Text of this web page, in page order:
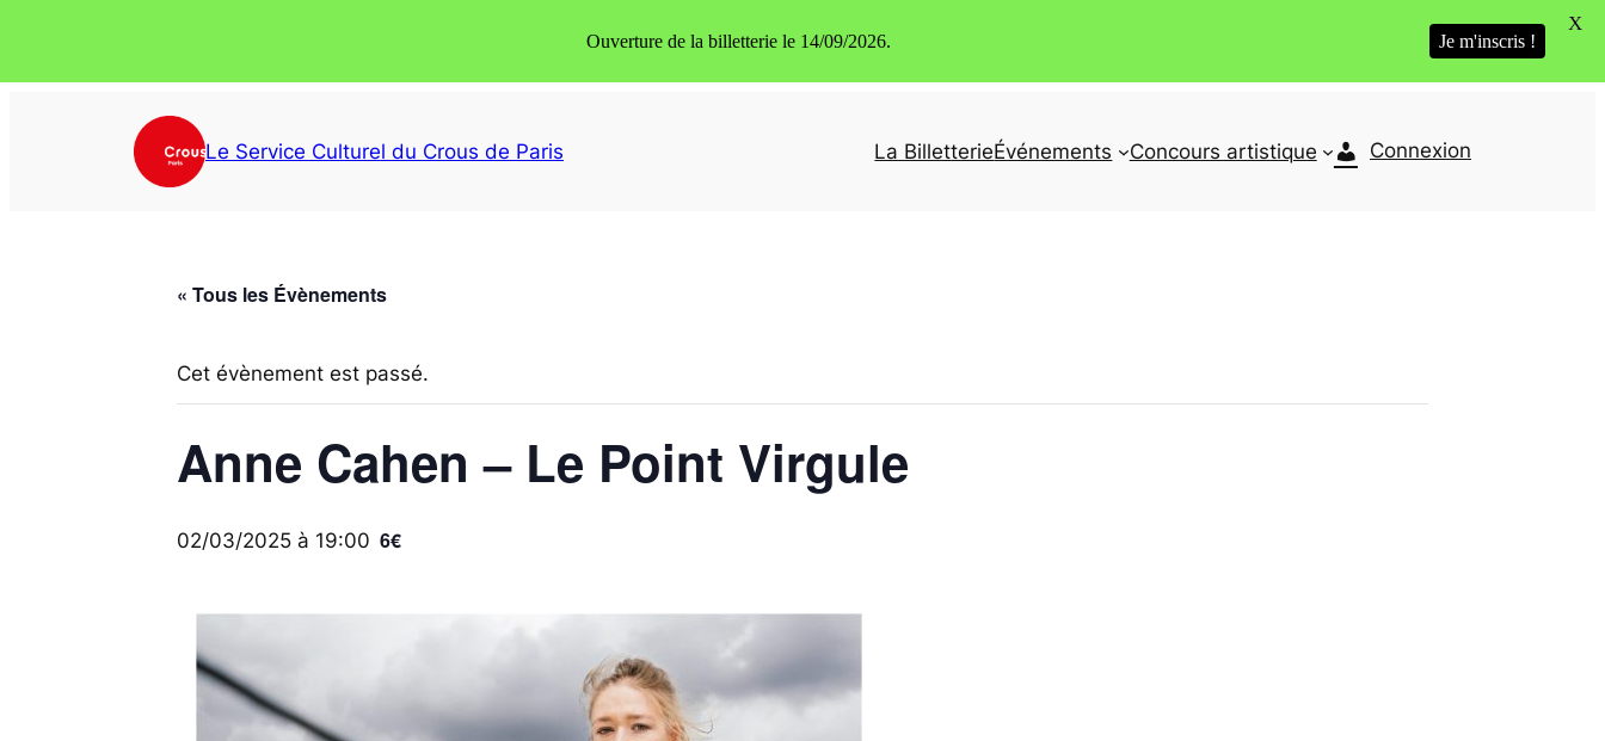
Le Service Culturel du Crous de Paris La BilletterieÉvénements Concours artistique Connexion
« Tous les Évènements
Cet évènement est passé.
Anne Cahen – Le Point Virgule
02/03/2025 à 19:00 6€
Ouverture de la billetterie le 14/09/2026. Je m'inscris !
X